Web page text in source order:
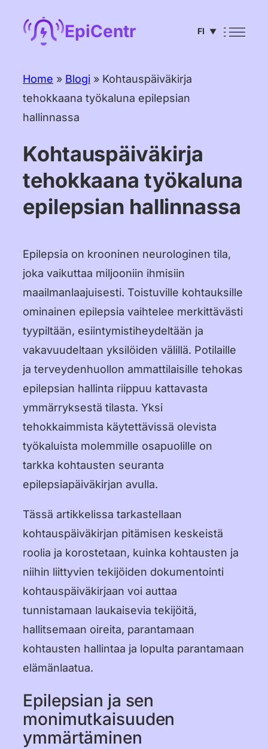
sisältöön
EpiCentr FI ▼
Deutsch
Português
Italiano
Čeština
Dansk
Suomi
Norsk Bokmål
Polski
Svenska
日本語
Türkçe
Bahasa Indonesia
Bahasa Melayu
Tagalog
हिन्दी
한국어
中文 (台灣)
Русский
Home » Blogi » Kohtauspäiväkirja
tehokkaana työkaluna epilepsian
hallinnassa
Kohtauspäiväkirja
tehokkaana työkaluna
epilepsian hallinnassa
Epilepsia on krooninen neurologinen tila,
joka vaikuttaa miljooniin ihmisiin
maailmanlaajuisesti. Toistuville kohtauksille
ominainen epilepsia vaihtelee merkittävästi
tyypiltään, esiintymistiheydeltään ja
vakavuudeltaan yksilöiden välillä. Potilaille
ja terveydenhuollon ammattilaisille tehokas
epilepsian hallinta riippuu kattavasta
ymmärryksestä tilasta. Yksi
tehokkaimmista käytettävissä olevista
työkaluista molemmille osapuolille on
tarkka kohtausten seuranta
epilepsiapäiväkirjan avulla.
Tässä artikkelissa tarkastellaan
kohtauspäiväkirjan pitämisen keskeistä
roolia ja korostetaan, kuinka kohtausten ja
niihin liittyvien tekijöiden dokumentointi
kohtauspäiväkirjaan voi auttaa
tunnistamaan laukaisevia tekijöitä,
hallitsemaan oireita, parantamaan
kohtausten hallintaa ja lopulta parantamaan
elämänlaatua.
Epilepsian ja sen
monimutkaisuuden
ymmärtäminen